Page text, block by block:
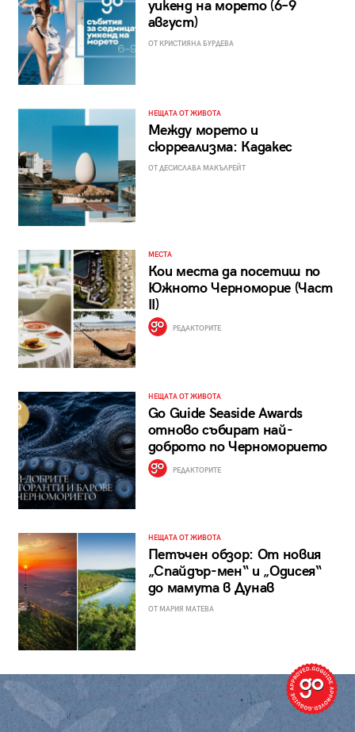
уикенд на морето (6–9
август)
ОТ КРИСТИЯНА БУРДЕВА
НЕЩАТА ОТ ЖИВОТА
Между морето и
сюрреализма: Кадакес
ОТ ДЕСИСЛАВА МАКЪЛРЕЙТ
МЕСТА
Кои места да посетиш по
Южното Черноморие (Част
II)
РЕДАКТОРИТЕ
НЕЩАТА ОТ ЖИВОТА
Go Guide Seaside Awards
отново събират най-
доброто по Черноморието
РЕДАКТОРИТЕ
НЕЩАТА ОТ ЖИВОТА
Петъчен обзор: От новия
„Спайдър-мен“ и „Одисея“
до мамута в Дунав
ОТ МАРИЯ МАТЕВА